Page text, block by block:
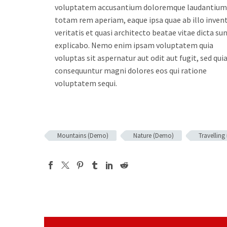
voluptatem accusantium doloremque
totam rem aperiam, eaque ipsa quae ab illo
veritatis et quasi architecto beatae vitae dicta
explicabo. Nemo enim ipsam voluptatem quia
voluptas sit aspernatur aut odit aut fugit, sed quia
consequuntur magni dolores eos qui ratione
voluptatem sequi.
Mountains (Demo) Nature (Demo) Travelling